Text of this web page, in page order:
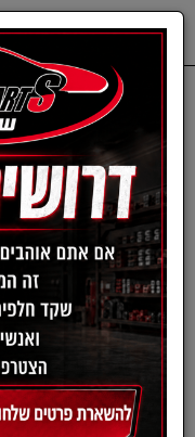
חשמל מטענים
24V דגם C7 BOSCH